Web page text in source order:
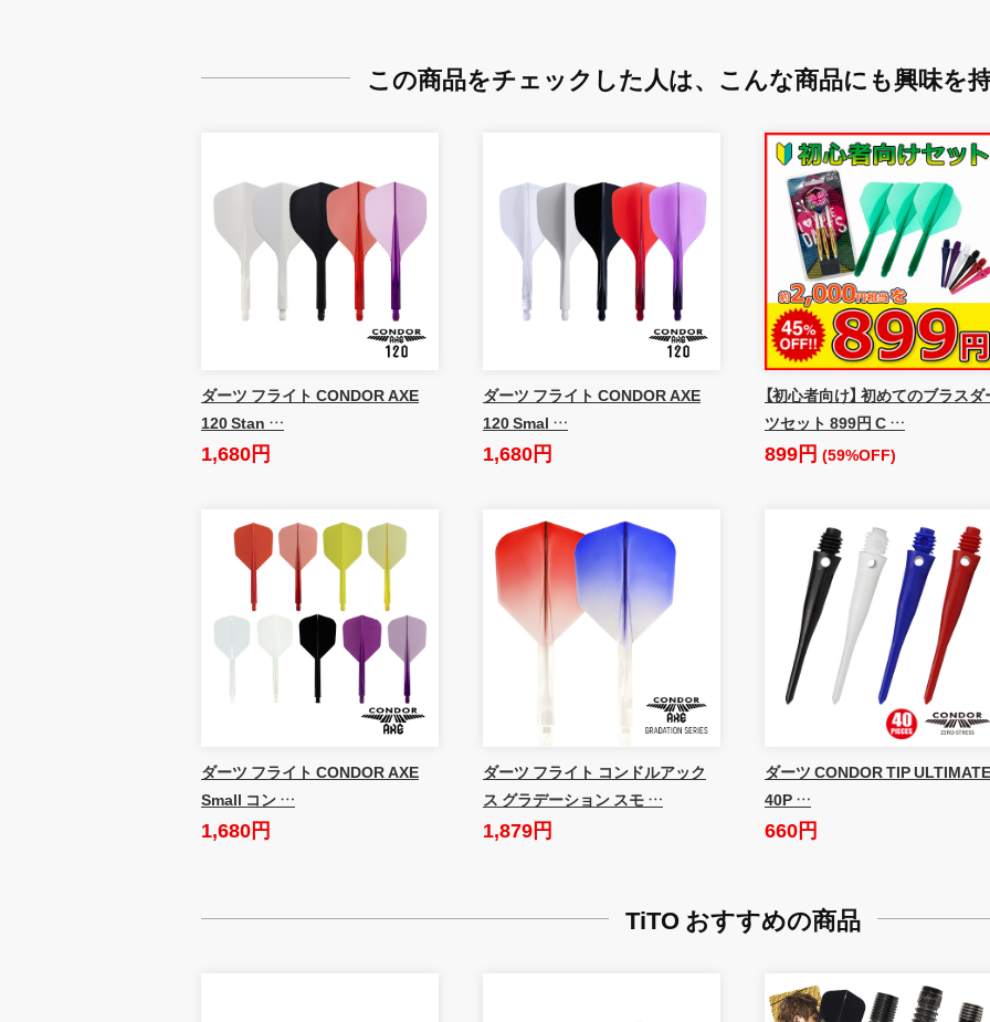
この商品をチェックした人は、 こんな商品にも興味を
ダーツ フライト CONDOR AXE
120 Stan …
1,680円
ダーツ フライト CONDOR AXE
120 Smal …
1,680円
【初心者向け】 初めてのブラスダ
ツセット 899円 C …
899円 (59%OFF)
ダーツ フライト CONDOR AXE
Small コン …
1,680円
ダーツ フライト コンドルアック
ス グラデーション スモ …
1,879円
ダーツ CONDOR TIP ULTIMATE
40P …
660円
TiTO おすすめの商品